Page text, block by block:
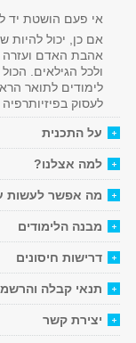
אי פעם הושטת יד
אם כן, יכול להיות
אהבת האדם ועזרה
ולכל הגילאים.
לימודים לתואר
לעסוק
על התכנית
למה אצלנו?
מה אפשר לעשות
מבנה הלימודים
דרישות חיסונים
תנאי קבלה
יצירת קשר